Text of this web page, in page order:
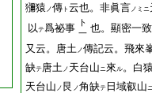
獼猿 ノ傳 ト 云也。非眞言ノミニ
以テ爲祕事
ト
一 也。顯密一致
又云。唐土ノ傳記云。飛來
缺テ唐土ノ 天台山ニ來ル。白
天台山 ノ 艮 ノ角缺テ 日域叡山